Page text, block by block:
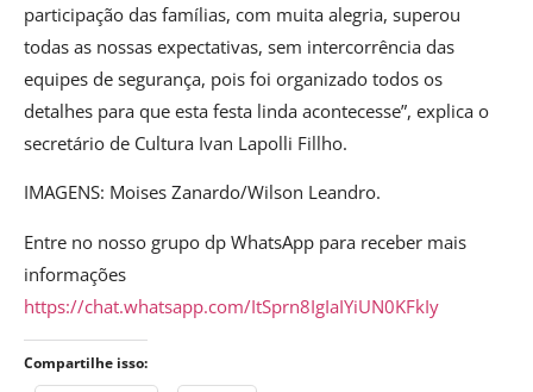
participação das famílias, com muita alegria, superou
todas as nossas expectativas, sem intercorrência das
equipes de segurança, pois foi organizado todos os
detalhes para que esta festa linda acontecesse”, explica o
secretário de Cultura Ivan Lapolli Fillho.
IMAGENS: Moises Zanardo/Wilson Leandro.
Entre no nosso grupo dp WhatsApp para receber mais
informações
https://chat.whatsapp.com/ItSprn8IgIaIYiUN0KFkIy
Compartilhe isso: